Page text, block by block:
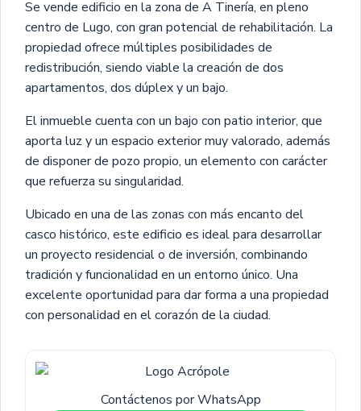
Se vende edificio en la zona de A Tinería, en pleno
centro de Lugo, con gran potencial de rehabilitación. La
propiedad ofrece múltiples posibilidades de
redistribución, siendo viable la creación de dos
apartamentos, dos dúplex y un bajo.
El inmueble cuenta con un bajo con patio interior, que
aporta luz y un espacio exterior muy valorado, además
de disponer de pozo propio, un elemento con carácter
que refuerza su singularidad.
Ubicado en una de las zonas con más encanto del
casco histórico, este edificio es ideal para desarrollar
un proyecto residencial o de inversión, combinando
tradición y funcionalidad en un entorno único. Una
excelente oportunidad para dar forma a una propiedad
con personalidad en el corazón de la ciudad.
Contáctenos por WhatsApp